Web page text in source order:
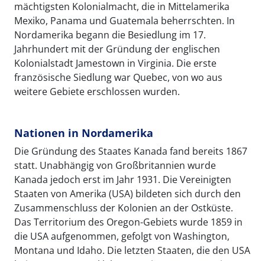
mächtigsten Kolonialmacht, die in Mittelamerika
Mexiko, Panama und Guatemala beherrschten. In
Nordamerika begann die Besiedlung im 17.
Jahrhundert mit der Gründung der englischen
Kolonialstadt Jamestown in Virginia. Die erste
französische Siedlung war Quebec, von wo aus
weitere Gebiete erschlossen wurden.
Nationen in Nordamerika
Die Gründung des Staates Kanada fand bereits 1867
statt. Unabhängig von Großbritannien wurde
Kanada jedoch erst im Jahr 1931. Die Vereinigten
Staaten von Amerika (USA) bildeten sich durch den
Zusammenschluss der Kolonien an der Ostküste.
Das Territorium des Oregon-Gebiets wurde 1859 in
die USA aufgenommen, gefolgt von Washington,
Montana und Idaho. Die letzten Staaten, die den USA